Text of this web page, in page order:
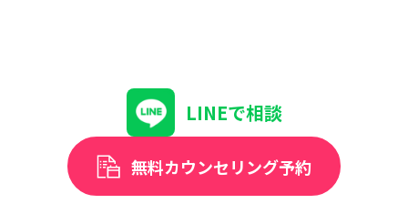
LINEで相談
無料カウンセリング予約